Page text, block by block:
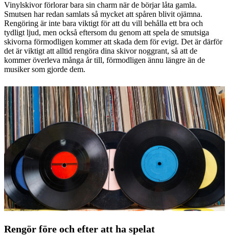
Vinylskivor förlorar bara sin charm när de börjar låta gamla.
Smutsen har redan samlats så mycket att spåren blivit ojämna.
Rengöring är inte bara viktigt för att du vill behålla ett bra och
tydligt ljud, men också eftersom du genom att spela de smutsiga
skivorna förmodligen kommer att skada dem för evigt. Det är därför
det är viktigt att alltid rengöra dina skivor noggrant, så att de
kommer överleva många år till, förmodligen ännu längre än de
musiker som gjorde dem.
Rengör före och efter att ha spelat